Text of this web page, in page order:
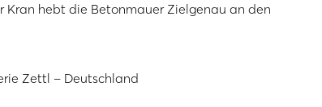
Kran hebt die Betonmauer Zielgenau an den
Zettl – Deutschland